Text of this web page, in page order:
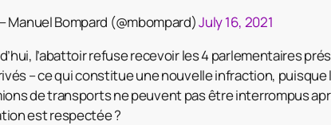
Manuel Bompard (@mbompard)July 16, 2021
l’abattoir refuse recevoir les 4 parlementaires
– ce qui constitue une nouvelle infraction,
de transports ne peuvent pas être interrompus
est respectée ?